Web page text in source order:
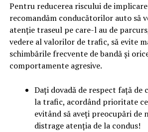
Pentru reducerea riscului de
recomandăm conducătorilor auto să
atenție traseul pe care-l au de
vedere al valorilor de trafic, să evite
schimbările frecvente de bandă și
comportamente agresive.
Dați dovadă de respect față
la trafic, acordând prioritate
evitând să aveți preocupări de
distrage atenția de la condus!